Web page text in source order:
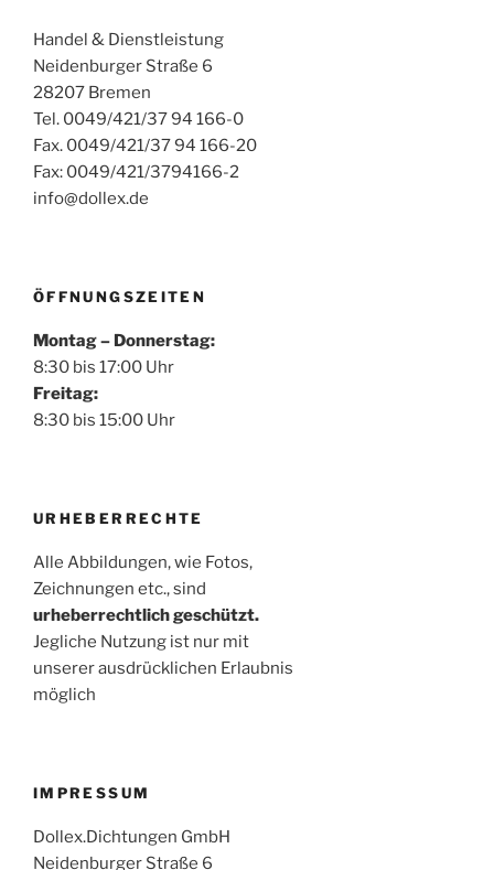
Handel & Dienstleistung
Neidenburger Straße 6
28207 Bremen
Tel. 0049/421/37 94 166-0
Fax. 0049/421/37 94 166-20
Fax: 0049/421/3794166-2
info@dollex.de
ÖFFNUNGSZEITEN
Montag – Donnerstag:
8:30 bis 17:00 Uhr
Freitag:
8:30 bis 15:00 Uhr
URHEBERRECHTE
Alle Abbildungen, wie Fotos,
Zeichnungen etc., sind
urheberrechtlich geschützt.
Jegliche Nutzung ist nur mit
unserer ausdrücklichen Erlaubnis
möglich
IMPRESSUM
Dollex.Dichtungen GmbH
Neidenburger Straße 6